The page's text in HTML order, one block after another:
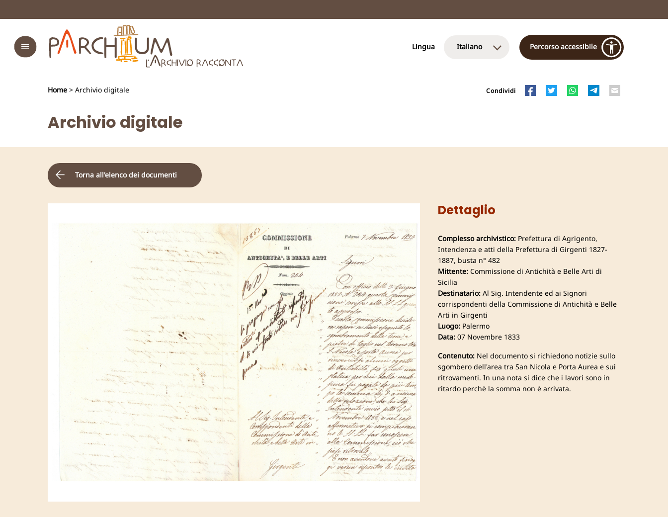
Lingua Italiano Percorso accessibile
Condividi
Home > Archivio digitale
Archivio digitale
Torna all'elenco dei documenti
Dettaglio
Complesso archivistico:Prefettura di Agrigento,
Intendenza e atti della Prefettura di Girgenti 1827-
1887, busta n° 482
Mittente:Commissione di Antichità e Belle Arti di
Sicilia
Destinatario:Al Sig. Intendente ed ai Signori
corrispondenti della Commissione di Antichità e Belle
Arti in Girgenti
Luogo:Palermo
Data:07 Novembre 1833
Contenuto:Nel documento si richiedono notizie sullo
sgombero dell'area tra San Nicola e Porta Aurea e sui
ritrovamenti. In una nota si dice che i lavori sono in
ritardo perchè la somma non è arrivata.